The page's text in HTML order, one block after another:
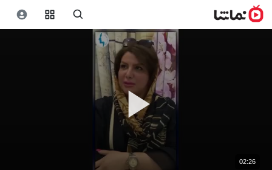
02:26